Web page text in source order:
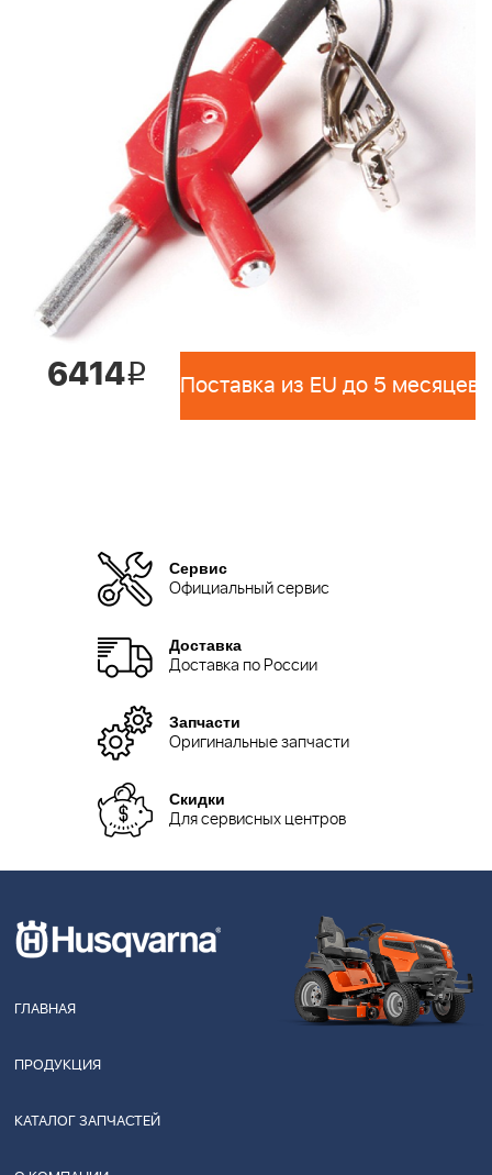
6414i Поставка из EU до 5 месяцев
Сервис
Официальный сервис
Доставка
Доставка по России
Запчасти
Оригинальные запчасти
Скидки
Для сервисных центров
ГЛАВНАЯ
ПРОДУКЦИЯ
КАТАЛОГ ЗАПЧАСТЕЙ